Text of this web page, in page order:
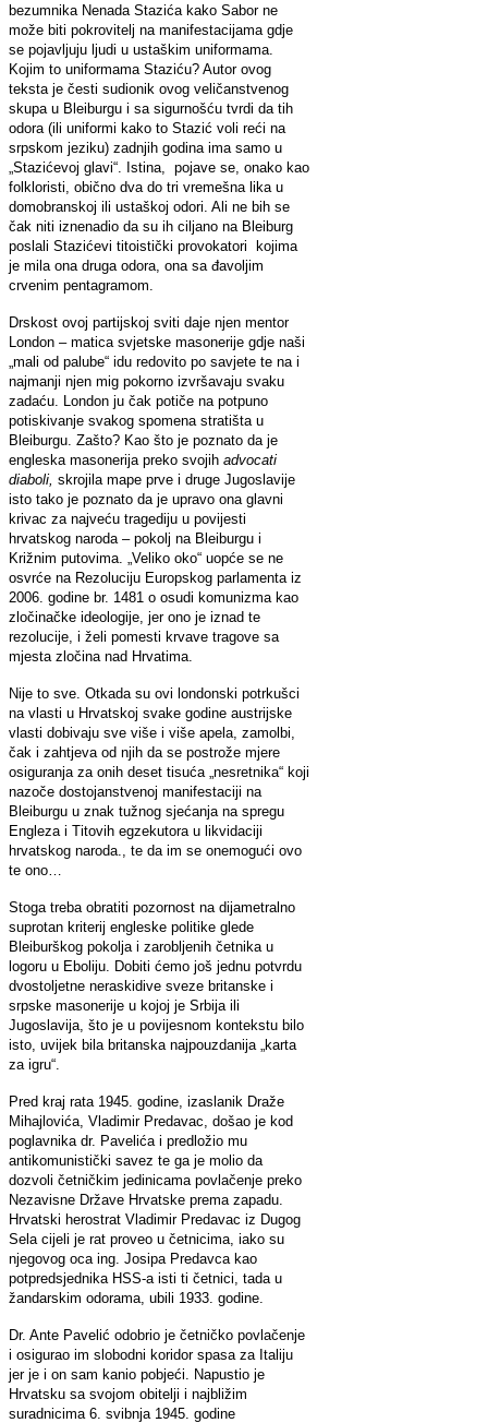
bezumnika Nenada Stazića kako Sabor ne
može biti pokrovitelj na manifestacijama gdje
se pojavljuju ljudi u ustaškim uniformama.
Kojim to uniformama Staziću? Autor ovog
teksta je česti sudionik ovog veličanstvenog
skupa u Bleiburgu i sa sigurnošću tvrdi da tih
odora (ili uniformi kako to Stazić voli reći na
srpskom jeziku) zadnjih godina ima samo u
„Stazićevoj glavi“. Istina, pojave se, onako kao
folkloristi, obično dva do tri vremešna lika u
domobranskoj ili ustaškoj odori. Ali ne bih se
čak niti iznenadio da su ih ciljano na Bleiburg
poslali Stazićevi titoistički provokatori kojima
je mila ona druga odora, ona sa đavoljim
crvenim pentagramom.
Drskost ovoj partijskoj sviti daje njen mentor
London – matica svjetske masonerije gdje naši
„mali od palube“ idu redovito po savjete te na i
najmanji njen mig pokorno izvršavaju svaku
zadaću. London ju čak potiče na potpuno
potiskivanje svakog spomena stratišta u
Bleiburgu. Zašto? Kao što je poznato da je
engleska masonerija preko svojih advocati
diaboli, skrojila mape prve i druge Jugoslavije
isto tako je poznato da je upravo ona glavni
krivac za najveću tragediju u povijesti
hrvatskog naroda – pokolj na Bleiburgu i
Križnim putovima. „Veliko oko“ uopće se ne
osvrće na Rezoluciju Europskog parlamenta iz
2006. godine br. 1481 o osudi komunizma kao
zločinačke ideologije, jer ono je iznad te
rezolucije, i želi pomesti krvave tragove sa
mjesta zločina nad Hrvatima.
Nije to sve. Otkada su ovi londonski potrkušci
na vlasti u Hrvatskoj svake godine austrijske
vlasti dobivaju sve više i više apela, zamolbi,
čak i zahtjeva od njih da se postrože mjere
osiguranja za onih deset tisuća „nesretnika“ koji
nazoče dostojanstvenoj manifestaciji na
Bleiburgu u znak tužnog sjećanja na spregu
Engleza i Titovih egzekutora u likvidaciji
hrvatskog naroda., te da im se onemogući ovo
te ono…
Stoga treba obratiti pozornost na dijametralno
suprotan kriterij engleske politike glede
Bleiburškog pokolja i zarobljenih četnika u
logoru u Eboliju. Dobiti ćemo još jednu potvrdu
dvostoljetne neraskidive sveze britanske i
srpske masonerije u kojoj je Srbija ili
Jugoslavija, što je u povijesnom kontekstu bilo
isto, uvijek bila britanska najpouzdanija „karta
za igru“.
Pred kraj rata 1945. godine, izaslanik Draže
Mihajlovića, Vladimir Predavac, došao je kod
poglavnika dr. Pavelića i predložio mu
antikomunistički savez te ga je molio da
dozvoli četničkim jedinicama povlačenje preko
Nezavisne Države Hrvatske prema zapadu.
Hrvatski herostrat Vladimir Predavac iz Dugog
Sela cijeli je rat proveo u četnicima, iako su
njegovog oca ing. Josipa Predavca kao
potpredsjednika HSS-a isti ti četnici, tada u
žandarskim odorama, ubili 1933. godine.
Dr. Ante Pavelić odobrio je četničko povlačenje
i osigurao im slobodni koridor spasa za Italiju
jer je i on sam kanio pobjeći. Napustio je
Hrvatsku sa svojom obitelji i najbližim
suradnicima 6. svibnja 1945. godine